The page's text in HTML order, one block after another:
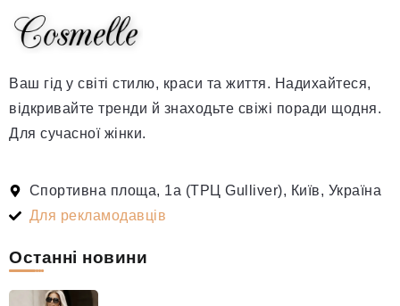
Ваш гід у світі стилю, краси та життя. Надихайтеся,
відкривайте тренди й знаходьте свіжі поради щодня.
Для сучасної жінки.
Спортивна площа, 1а (ТРЦ Gulliver), Київ, Україна
Для рекламодавців
Останні новини